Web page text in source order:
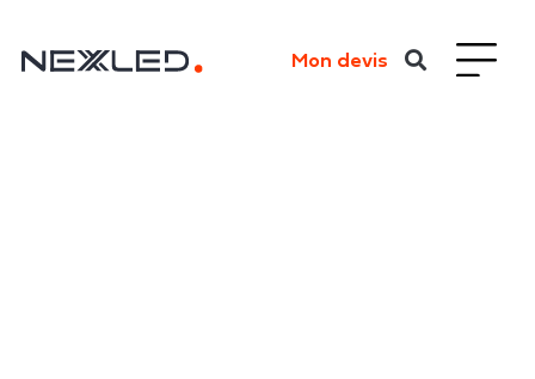
Mon devis